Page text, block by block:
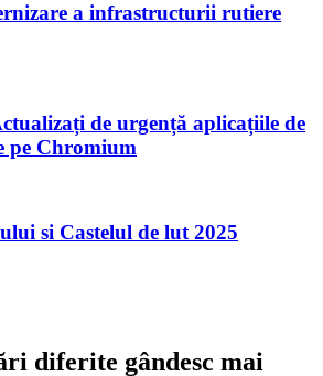
a infrastructurii rutiere
de urgență aplicațiile de
pe Chromium
si Castelul de lut 2025
diferite gândesc mai